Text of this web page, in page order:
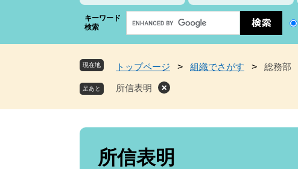
キーワード
検索
o
l
カ
索
現在地 トップページ > 組織でさがす > 総務部
所信表明
本
所信表明